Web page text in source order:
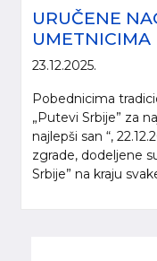
URUČENE
UMETNICIMA
23.12.2025.
Pobednicima
„Putevi Srbije” za
najlepši san “,
zgrade, dodeljene
Srbije” na kraju